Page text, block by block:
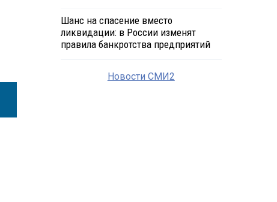
Шанс на спасение вместо
ликвидации: в России изменят
правила банкротства предприятий
Новости СМИ2